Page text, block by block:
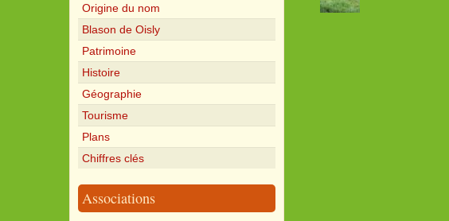
Origine du nom
Blason de Oisly
Patrimoine
Histoire
Géographie
Tourisme
Plans
Chiffres clés
Associations